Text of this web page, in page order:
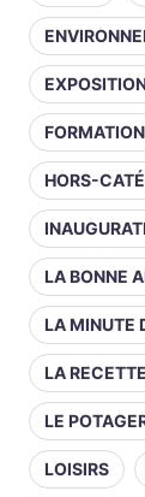
FORMATION
HORS-
LA BONNE
LA MINUTE
LA
LE
LOISIRS